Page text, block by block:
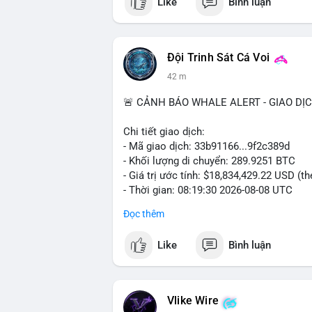
Đội Trinh Sát Cá Voi
42 m
🚨 CẢNH BÁO WHALE ALERT - GIAO
Chi tiết giao dịch:
- Mã giao dịch: 33b91166...9f2c389d
- Khối lượng di chuyển: 289.9251 BTC
- Giá trị ước tính: $18,834,429.22 USD
- Thời gian: 08:19:30 2026-08-08 UTC
Nhận định phân tích:
chưa xác nhận cho thấy dấu hiệu của
mục. Với mức giá hiện tại, động thái
quyết định áp lực cung ngắn hạn lên thị
xuất hiện dòng tiền lớn, nhưng chưa đủ
Đọc thêm
Like Bình luận
Vlike Wire